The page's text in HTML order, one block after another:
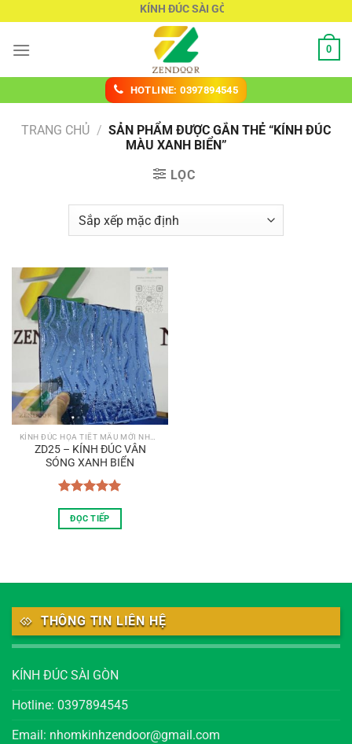
nội
KÍNH ĐÚC SÀI GÒN
0
HOTLINE: 0397894545
TRANG CHỦ / SẢN PHẨM ĐƯỢC GẮN THẺ “KÍNH ĐÚC
MÀU XANH BIỂN”
LỌC
ZD25 – KÍNH ĐÚC VÂN
SÓNG XANH BIỂN
hạng5.00
5 sao
ĐỌC TIẾP
THÔNG TIN LIÊN HỆ
KÍNH ĐÚC SÀI GÒN
Hotline: 0397894545
Email: nhomkinhzendoor@gmail.com